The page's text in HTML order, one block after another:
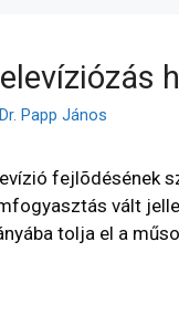
Dr. Papp János
fejlõdésének
vált
tolja el a